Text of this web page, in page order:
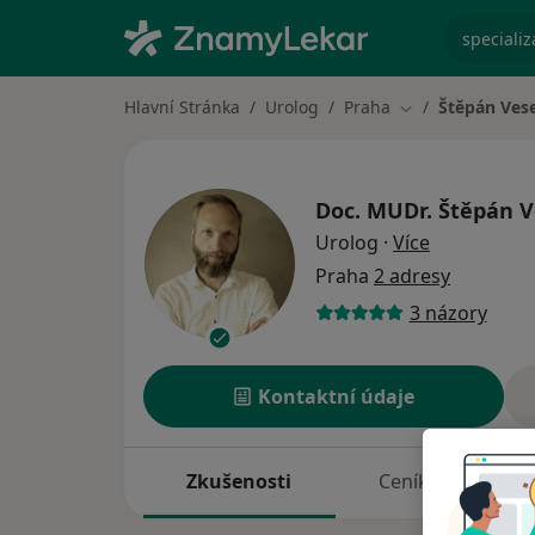
Hlavní Stránka Urolog Praha Změna města
Štěpán
Doc. MUDr. Štěpán
Urolog · Více
Praha 2 adresy
3 názory
Kontaktní údaje
Zkušenosti Ceník